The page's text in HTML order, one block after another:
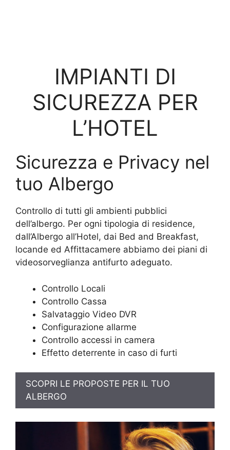
IMPIANTI DI
SICUREZZA PER
L’HOTEL
Sicurezza e Privacy nel
tuo Albergo
Controllo di tutti gli ambienti pubblici
dell’albergo. Per ogni tipologia di residence,
dall’Albergo all’Hotel, dai Bed and Breakfast,
locande ed Affittacamere abbiamo dei piani di
videosorveglianza antifurto adeguato.
Controllo Locali
Controllo Cassa
Salvataggio Video DVR
Configurazione allarme
Controllo accessi in camera
Effetto deterrente in caso di furti
SCOPRI LE PROPOSTE PER IL TUO
ALBERGO